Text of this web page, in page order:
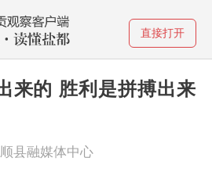
直接打开
来的 胜利是拼搏出来
县融媒体中心